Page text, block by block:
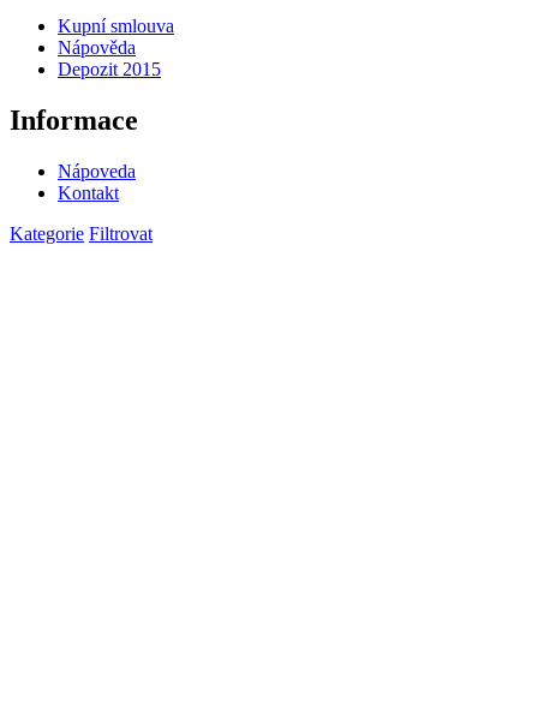
Kupní smlouva
Nápověda
Depozit 2015
Informace
Nápoveda
Kontakt
Kategorie Filtrovat